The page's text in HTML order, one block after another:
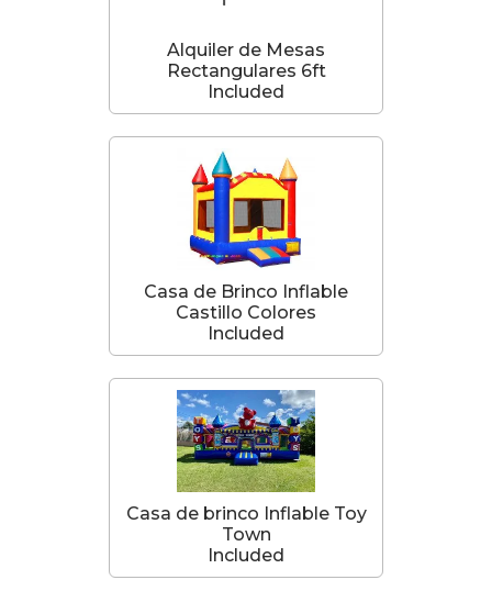
Alquiler de Mesas
Rectangulares 6ft
Included
Casa de Brinco Inflable
Castillo Colores
Included
Casa de brinco Inflable Toy
Town
Included